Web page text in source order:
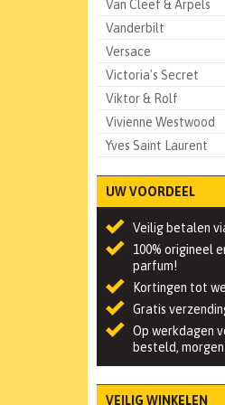
Van Cleef & Arpels
Vanderbilt
Versace
Victoria's Secret
Viktor & Rolf
Vivienne Westwood
Yves Saint Laurent
UW VOORDEEL
Veilig betalen
100% origineel
parfum!
Kortingen tot
Gratis
Op werkdagen
besteld, morgen
VEILIG WINKELEN